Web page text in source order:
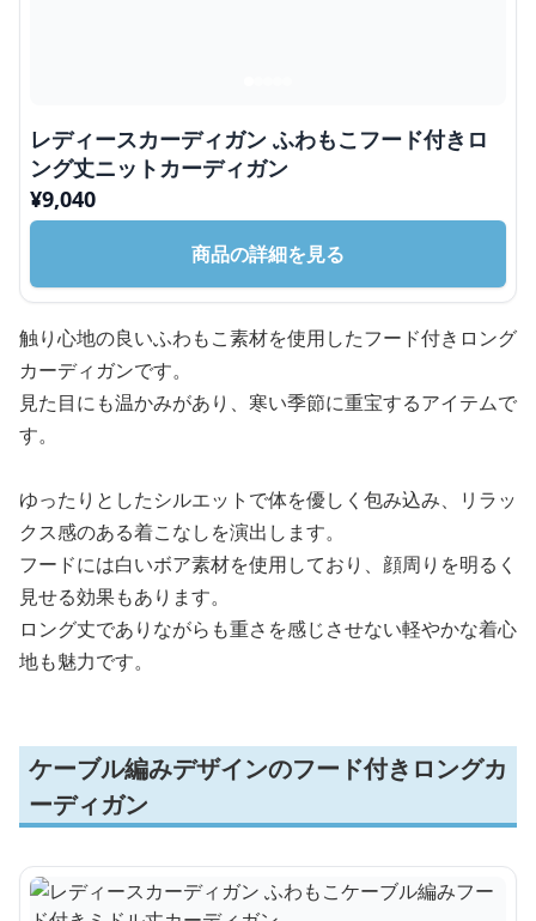
レディースカーディガン ふわもこフード付きロ
ング丈ニットカーディガン
¥9,040
商品の詳細を見る
触り心地の良いふわもこ素材を使用したフード付きロング
カーディガンです。
見た目にも温かみがあり、寒い季節に重宝するアイテムで
す。
ゆったりとしたシルエットで体を優しく包み込み、リラッ
クス感のある着こなしを演出します。
フードには白いボア素材を使用しており、顔周りを明るく
見せる効果もあります。
ロング丈でありながらも重さを感じさせない軽やかな着心
地も魅力です。
ケーブル編みデザインのフード付きロングカ
ーディガン